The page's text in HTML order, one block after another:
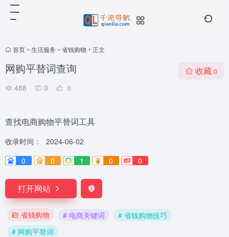
首页 • 生活服务 • 省钱购物 • 正文
网购平替词查询
488 0 0
收藏 0
查找电商购物平替词工具
收录时间：
2024-06-02
0
0 1 0 0
打开网站
省钱购物 # 电商关键词
# 省钱购物技巧
# 网购平替词